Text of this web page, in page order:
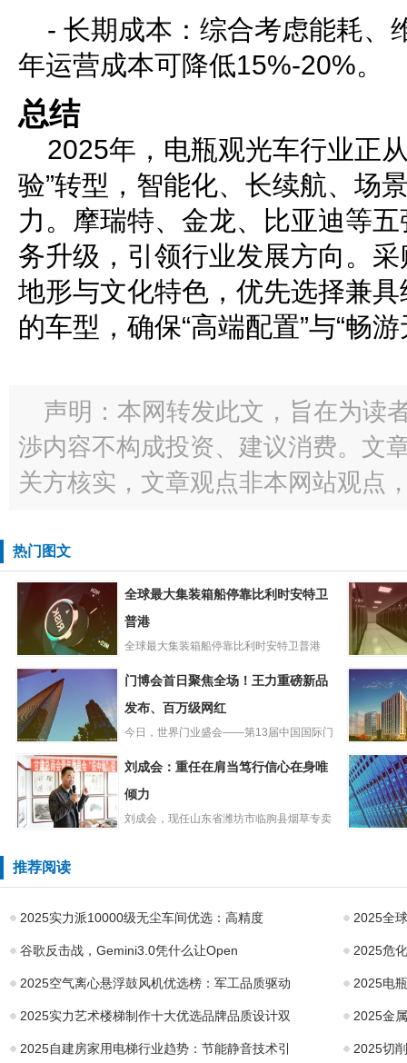
- 长期成本：综合考虑能耗、
年运营成本可降低15%-20%。
总结
2025年，电瓶观光车行业正
验”转型，智能化、长续航、场
力。摩瑞特、金龙、比亚迪等
务升级，引领行业发展方向。
地形与文化特色，优先选择兼
的车型，确保“高端配置”与“畅
声明：本网转发此文，旨在为读
渉内容不构成投资、建议消费。文
关方核实，文章观点非本网站观点
热门图文
全球最大集装箱
船停靠比利时安
特卫普港
全球最大集装箱船停靠比利时安特卫
普港
全球最大集装箱船停靠比利时安特卫普港
太和华美
杨哲：当
国内生物
展最好
门博会首日聚焦
全场！王力重磅
新品发布、百万
级网红
门博会首日聚焦全场！王力重磅新品
发布、百万级网红
今日，世界门业盛会——第13届中国国际门
消息称
试AI聊天
人“Tako
肩当笃行信心在
刘成会：重任在肩当笃行信心在身唯
倾力
刘成会，现任山东省潍坊市临朐县烟草专卖
推荐阅读
2025实力派10000级无尘车间优选：高精度 2025全
谷歌反击战，Gemini3.0凭什么让Open 2025危
2025空气离心悬浮鼓风机优选榜：军工品质驱动 2025电
2025实力艺术楼梯制作十大优选品牌品质设计双 2025金
2025自建房家用电梯行业趋势：节能静音技术引 2025切